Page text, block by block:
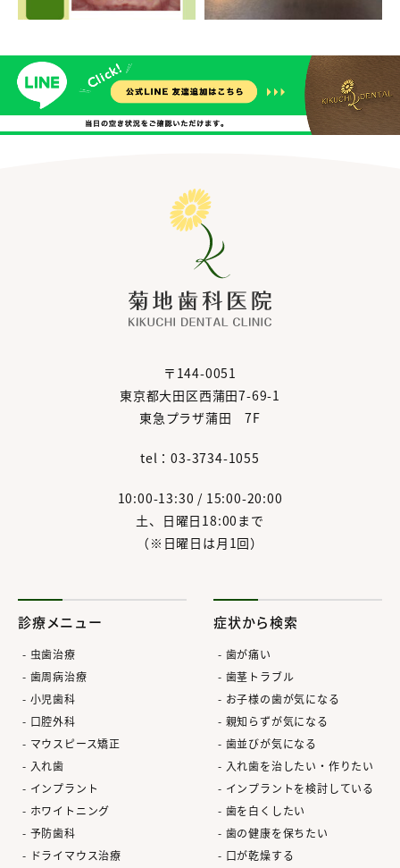
〒144-0051
東京都大田区西蒲田7-69-1
東急プラザ蒲田 7F
tel：03-3734-1055
10:00-13:30 / 15:00-20:00
土、日曜日18:00まで
（※日曜日は月1回）
診療メニュー
虫歯治療
歯周病治療
小児歯科
口腔外科
マウスピース矯正
入れ歯
インプラント
ホワイトニング
予防歯科
ドライマウス治療
症状から検索
歯が痛い
歯茎トラブル
お子様の歯が気になる
親知らずが気になる
歯並びが気になる
入れ歯を治したい・作りたい
インプラントを検討している
歯を白くしたい
歯の健康を保ちたい
口が乾燥する